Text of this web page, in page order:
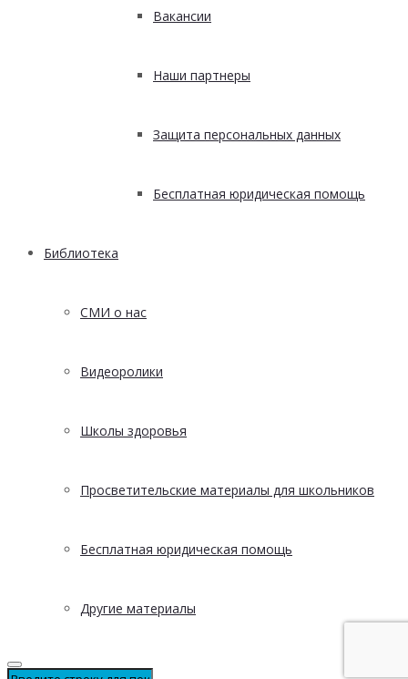
Вакансии
Наши партнеры
Защита персональных данных
Бесплатная юридическая помощь
Библиотека
СМИ о нас
Видеоролики
Школы здоровья
Просветительские материалы для школьников
Бесплатная юридическая помощь
Другие материалы